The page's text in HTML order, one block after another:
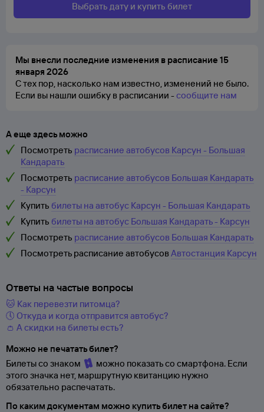
Выбрать дату и купить билет
Мы внесли последние изменения в расписание 15
января 2026
С тех пор, насколько нам известно, изменений не было.
Если вы нашли ошибку в расписании -сообщите нам
А еще здесь можно
Посмотреть расписание автобусов Карсун - Большая
Кандарать
Посмотреть расписание автобусов Большая Кандарать
- Карсун
Купить билеты на автобус Карсун - Большая Кандарать
Купить билеты на автобус Большая Кандарать - Карсун
Посмотреть расписание автобусов Большая Кандарать
Посмотреть расписание автобусовАвтостанция Карсун
Ответы на частые вопросы
🐱 Как перевезти питомца?
🕔 Откуда и когда отправится автобус?
👛 А скидки на билеты есть?
Можно не печатать билет?
Билеты со знаком
можно показать со смартфона. Если
этого значка нет, маршрутную квитанцию нужно
обязательно распечатать.
По каким документам можно купить билет на сайте?